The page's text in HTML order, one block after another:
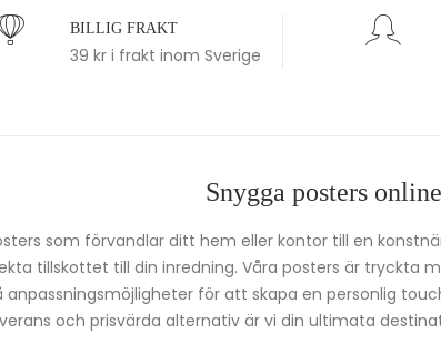
BILLIG FRAKT
39 kr i frakt inom Sverige
Snygga posters online
som förvandlar ditt hem eller kontor till en
tillskottet till din inredning. Våra posters är tryckta
för att skapa en personlig
och prisvärda alternativ är vi din ultimata